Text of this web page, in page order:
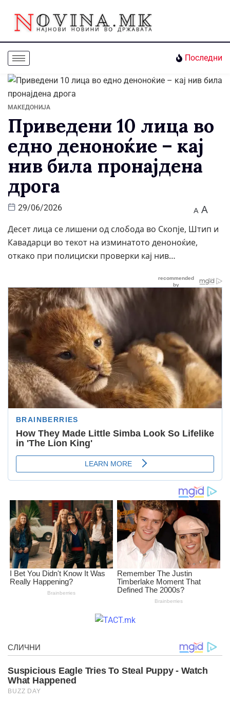
Последни
МАКЕДОНИЈА
Приведени 10 лица во
едно деноноќие – кај
нив била пронајдена
дрога
29/06/2026 A A
Десет лица се лишени од слобода во Скопје, Штип и
Кавадарци во текот на изминатото деноноќие,
откако при полициски проверки кај нив…